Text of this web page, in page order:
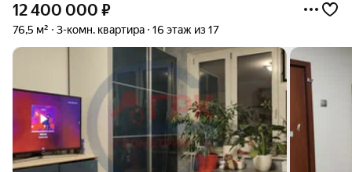
12 400 000 ₽
76,5 м² 3-комн. квартира 16 этаж из 17